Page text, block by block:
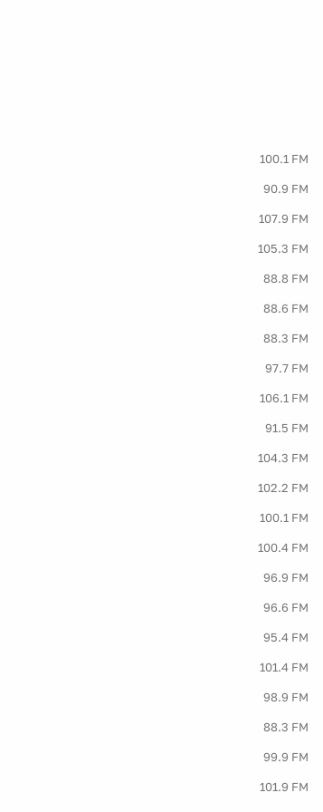
100.1 FM
90.9 FM
107.9 FM
105.3 FM
88.8 FM
88.6 FM
88.3 FM
97.7 FM
106.1 FM
91.5 FM
104.3 FM
102.2 FM
100.1 FM
100.4 FM
96.9 FM
96.6 FM
95.4 FM
101.4 FM
98.9 FM
88.3 FM
99.9 FM
101.9 FM